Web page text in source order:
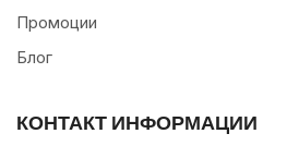
Промоции
Блог
КОНТАКТ ИНФОРМАЦИИ